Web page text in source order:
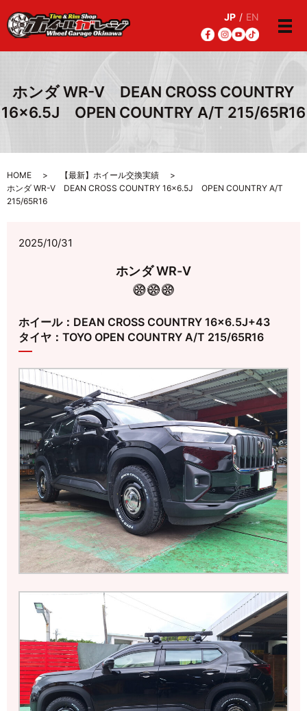
JP / EN
メ
ホンダ WR-V DEAN CROSS COUNTRY
16×6.5J OPEN COUNTRY A/T 215/65R16
HOME
【最新】ホイール交換実績
ホンダ WR-V DEAN CROSS COUNTRY 16×6.5J OPEN COUNTRY A/T
215/65R16
2025/10/31
ホンダ WR-V
ホイール：DEAN CROSS COUNTRY 16×6.5J+43
タイヤ：TOYO OPEN COUNTRY A/T 215/65R16